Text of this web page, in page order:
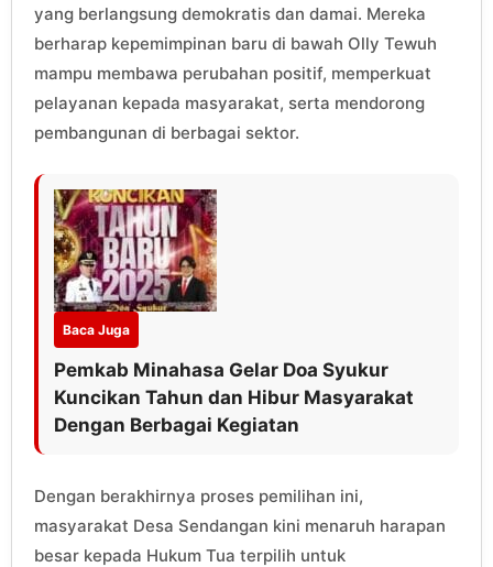
yang berlangsung demokratis dan damai. Mereka
berharap kepemimpinan baru di bawah Olly Tewuh
mampu membawa perubahan positif, memperkuat
pelayanan kepada masyarakat, serta mendorong
pembangunan di berbagai sektor.
Baca Juga
Pemkab Minahasa Gelar Doa Syukur
Kuncikan Tahun dan Hibur Masyarakat
Dengan Berbagai Kegiatan
Dengan berakhirnya proses pemilihan ini,
masyarakat Desa Sendangan kini menaruh harapan
besar kepada Hukum Tua terpilih untuk